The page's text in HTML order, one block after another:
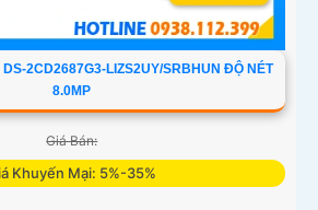
2CD2687G3-LIZS2UY/SRBHUN ĐỘ NÉT
8.0MP
Giá Bán:
Khuyến Mại: 5%-35%